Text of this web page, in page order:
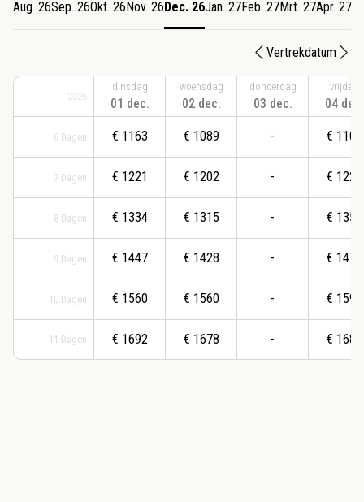
Aug. 26Sep. 26Okt. 26 Nov. 26 Dec. 26Jan. 27Feb. 27Mrt. 27Apr. 27
Vertrekdatum
2026
6 Dagen
7 Dagen
8 Dagen
9 Dagen
10 Dagen
11 Dagen
dinsdag
01 dec.
€ 1163
€ 1221
€ 1334
€ 1447
€ 1560
€ 1692
woensdag
02 dec.
€ 1089
€ 1202
€ 1315
€ 1428
€ 1560
€ 1678
donderdag
03 dec.
-
-
-
-
-
-
vrijdag
04 dec.
€ 1108
€ 1221
€ 1353
€ 1471
€ 1596
€ 1684